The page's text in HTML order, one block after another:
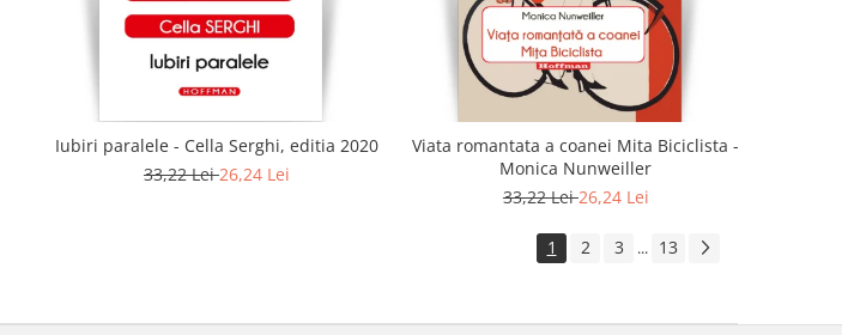
Iubiri paralele - Cella Serghi, editia 2020
33,22 Lei26,24 Lei
Viata romantata a coanei Mita Biciclista -
Monica Nunweiller
33,22 Lei26,24 Lei
1 2 3 ... 13